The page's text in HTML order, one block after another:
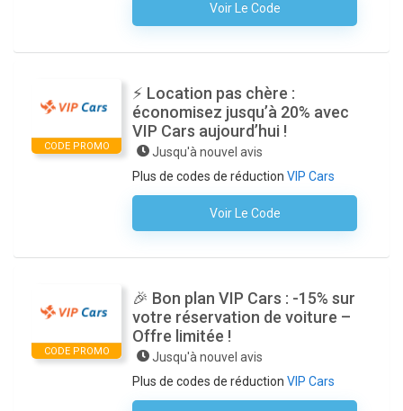
Voir Le Code
Aucun Code N'est Nécessaire
CODE PROMO
⚡ Location pas chère :
économisez jusqu’à 20% avec
VIP Cars aujourd’hui !
Jusqu'à nouvel avis
Plus de codes de réduction VIP Cars
Voir Le Code
Aucun Code N'est Nécessaire
CODE PROMO
🎉 Bon plan VIP Cars : -15% sur
votre réservation de voiture –
Offre limitée !
Jusqu'à nouvel avis
Plus de codes de réduction VIP Cars